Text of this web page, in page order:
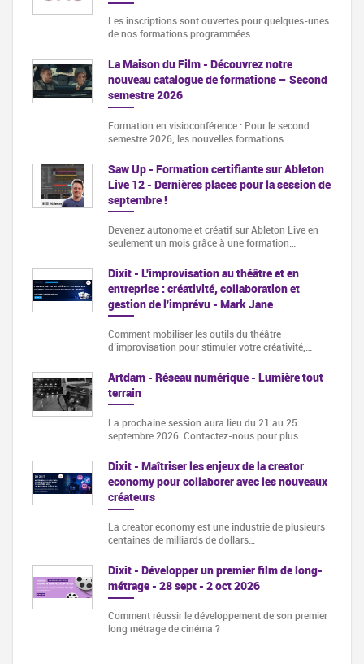
Les inscriptions sont ouvertes pour quelques-unes
de nos formations programmées…
La Maison du Film - Découvrez notre
nouveau catalogue de formations – Second
semestre 2026
Formation en visioconférence : Pour le second
semestre 2026, les nouvelles formations…
Saw Up - Formation certifiante sur Ableton
Live 12 - Dernières places pour la session de
septembre !
Devenez autonome et créatif sur Ableton Live en
seulement un mois grâce à une formation…
Dixit - L'improvisation au théâtre et en
entreprise : créativité, collaboration et
gestion de l'imprévu - Mark Jane
Comment mobiliser les outils du théâtre
d’improvisation pour stimuler votre créativité,…
Artdam - Réseau numérique - Lumière tout
terrain
La prochaine session aura lieu du 21 au 25
septembre 2026. Contactez-nous pour plus…
Dixit - Maîtriser les enjeux de la creator
economy pour collaborer avec les nouveaux
créateurs
La creator economy est une industrie de plusieurs
centaines de milliards de dollars…
Dixit - Développer un premier film de long-
métrage - 28 sept - 2 oct 2026
Comment réussir le développement de son premier
long métrage de cinéma ?